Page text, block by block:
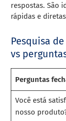
respostas. São
rápidas e
Pesquisa
vs
Perguntas
Você está
nosso